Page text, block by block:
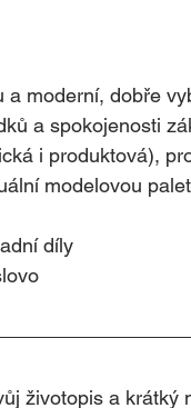
moderní, dobře
a spokojenosti
i produktová),
modelovou
díly
životopis a krátký